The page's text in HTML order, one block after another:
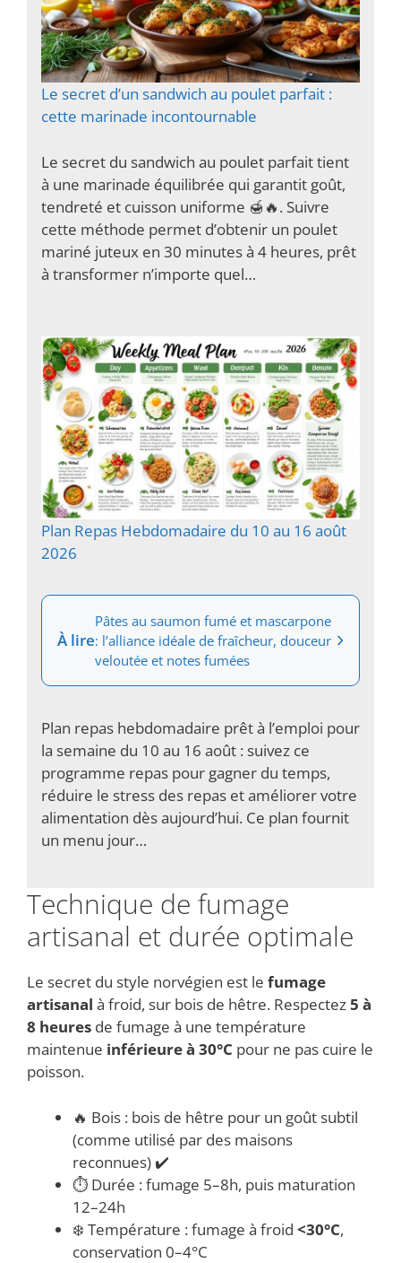
Le secret d’un sandwich au poulet parfait :
cette marinade incontournable
Le secret du sandwich au poulet parfait tient
à une marinade équilibrée qui garantit goût,
tendreté et cuisson uniforme 🍯🔥. Suivre
cette méthode permet d’obtenir un poulet
mariné juteux en 30 minutes à 4 heures, prêt
à transformer n’importe quel…
Plan Repas Hebdomadaire du 10 au 16 août
2026
À lire
Pâtes au saumon fumé et mascarpone
: l’alliance idéale de fraîcheur, douceur
veloutée et notes fumées
Plan repas hebdomadaire prêt à l’emploi pour
la semaine du 10 au 16 août : suivez ce
programme repas pour gagner du temps,
réduire le stress des repas et améliorer votre
alimentation dès aujourd’hui. Ce plan fournit
un menu jour…
Technique de fumage
artisanal et durée optimale
Le secret du style norvégien est le fumage
artisanal à froid, sur bois de hêtre. Respectez5 à
8 heures de fumage à une température
maintenue inférieure à 30°C pour ne pas cuire le
poisson.
🔥 Bois : bois de hêtre pour un goût subtil
(comme utilisé par des maisons
reconnues) ✔️
⏱️ Durée : fumage 5–8h, puis maturation
12–24h
❄️ Température : fumage à froid <30°C,
conservation 0–4°C